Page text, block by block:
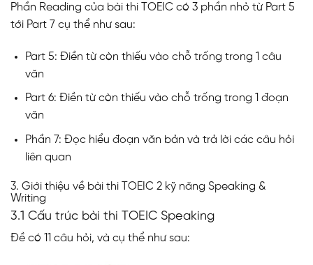
Phần Reading của bài thi TOEIC có 3 phần nhỏ từ Part 5
tới Part 7 cụ thể như sau:
Part 5: Điền từ còn thiếu vào chỗ trống trong 1 câu
văn
Part 6: Điền từ còn thiếu vào chỗ trống trong 1 đoạn
văn
Phần 7: Đọc hiểu đoạn văn bản và trả lời các câu hỏi
liên quan
3. Giới thiệu về bài thi TOEIC 2 kỹ năng Speaking &
Writing
3.1 Cấu trúc bài thi TOEIC Speaking
Đề có 11 câu hỏi, và cụ thể như sau: